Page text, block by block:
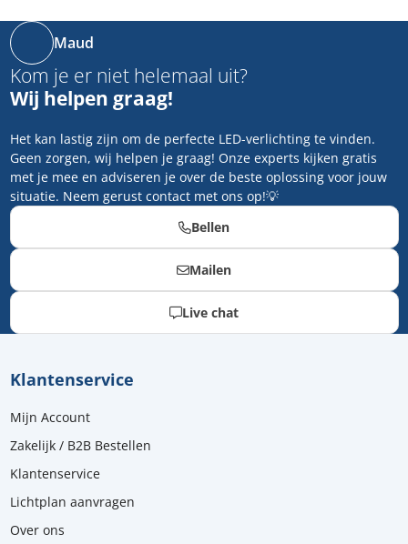
Maud
Kom je er niet helemaal uit?
Wij helpen graag!
Het kan lastig zijn om de perfecte LED-verlichting te vinden.
Geen zorgen, wij helpen je graag! Onze experts kijken gratis
met je mee en adviseren je over de beste oplossing voor jouw
situatie. Neem gerust contact met ons op!💡
Bellen
Mailen
Live chat
Klantenservice
Mijn Account
Zakelijk / B2B Bestellen
Klantenservice
Lichtplan aanvragen
Over ons